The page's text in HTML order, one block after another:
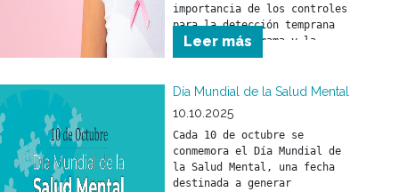
importancia de los controles
para la detección temprana
del cáncer de mama y la
relevancia de un tratamiento
Leer más
Día Mundial de la Salud Mental
10.10.2025
Cada 10 de octubre se
conmemora el Día Mundial de
la Salud Mental, una fecha
destinada a generar